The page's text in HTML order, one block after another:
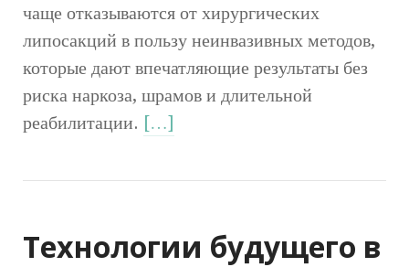
чаще отказываются от хирургических
липосакций в пользу неинвазивных методов,
которые дают впечатляющие результаты без
риска наркоза, шрамов и длительной
реабилитации. […]
Технологии будущего в